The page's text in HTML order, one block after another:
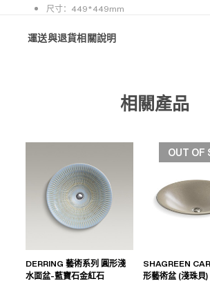
尺寸：449*449mm
運送與退貨相關說明
相關產品
DERRING 藝術系列 圓形淺
水面盆-藍寶石金紅石
OUT OF
SHAGREEN
形藝術盆 (淺珠貝)